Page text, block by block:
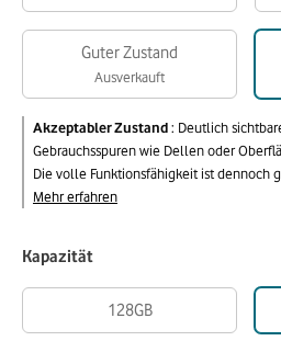
Guter Zustand
Ausverkauft
Akzeptabler Zustand: Deutlich
Gebrauchsspuren wie Dellen oder
Die volle Funktionsfähigkeit ist dennoch
Mehr erfahren
Kapazität
128GB